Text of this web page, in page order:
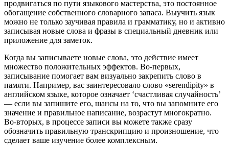
продвигаться по пути языкового мастерства, это постоянное
обогащение собственного словарного запаса. Выучить язык
можно не только заучивая правила и грамматику, но и активно
записывая новые слова и фразы в специальный дневник или
приложение для заметок.
Когда вы записываете новые слова, это действие имеет
множество положительных эффектов. Во-первых,
записывание помогает вам визуально закрепить слово в
памяти. Например, вас заинтересовало слово «serendipity» в
английском языке, которое означает ‘счастливая случайность’
— если вы запишите его, шансы на то, что вы запомните его
значение и правильное написание, возрастут многократно.
Во-вторых, в процессе записи вы можете также сразу
обозначить правильную транскрипцию и произношение, что
сделает ваше изучение более комплексным.